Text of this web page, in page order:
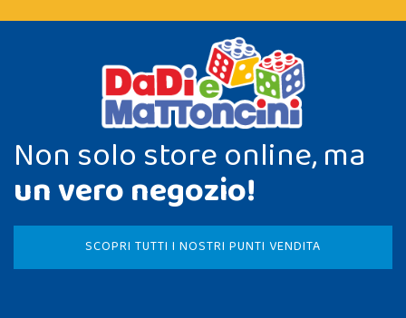
Non solo store online, ma
un vero negozio!
SCOPRI TUTTI I NOSTRI PUNTI VENDITA